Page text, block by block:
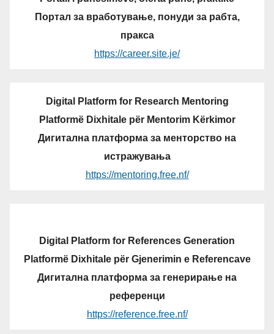
Портал за вработување, понуди за рабта,
пракса
https://career.site.je/
Digital Platform for Research Mentoring
Platformë Dixhitale për Mentorim Kërkimor
Дигитална платформа за менторство на
истражувања
https://mentoring.free.nf/
Digital Platform for References Generation
Platformë Dixhitale për Gjenerimin e Referencave
Дигитална платформа за генерирање на
референци
https://reference.free.nf/